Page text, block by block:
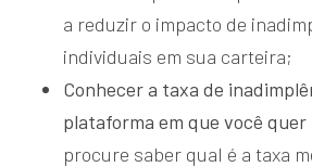
a reduzir o impacto de
individuais em sua carteira;
Conhecer a taxa de
plataforma em que você
procure saber qual é a taxa